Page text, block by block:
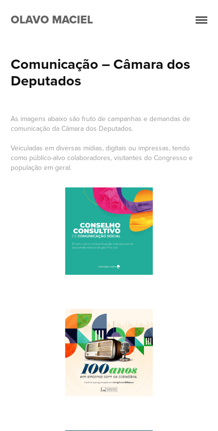
OLAVO MACIEL
Comunicação – Câmara dos
Deputados
As imagens abaixo são fruto de campanhas e demandas de
comunicação da Câmara dos Deputados.
Veiculadas em diversas mídias, digitais ou impressas, tendo
como público-alvo colaboradores, visitantes do Congresso e
população em geral.